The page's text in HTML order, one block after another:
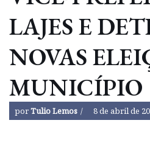
LAJES E
NOVAS
MUNICÍPIO
porTulio Lemos 8 de abril de